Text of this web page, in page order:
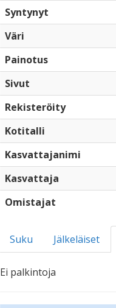
Syntynyt
Väri
Painotus
Sivut
Rekisteröity
Kotitalli
Kasvattajanimi
Kasvattaja
Omistajat
Suku Jälkeläiset
Ei palkintoja